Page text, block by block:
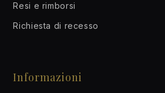
Resi e rimborsi
Richiesta di recesso
Informazioni